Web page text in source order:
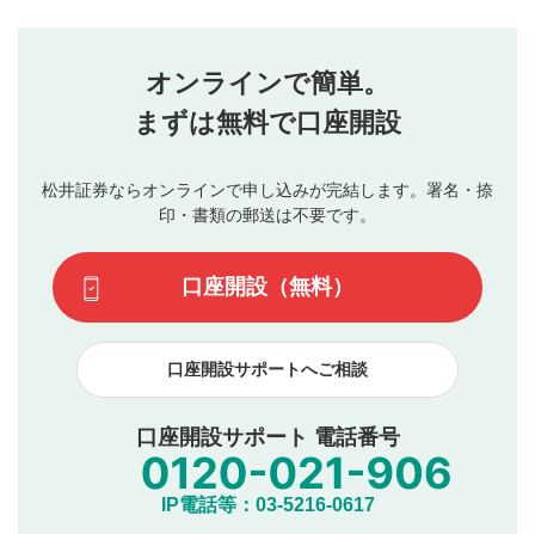
投稿するボタン
星で評価をすると投稿できます。（お名前とコメント
3
動画の評価
です）
行ってください。
当社は、利用者同士、もしくは利用者と第三者間のトラ
ブルによって生じた損害に対して一切の責任を負いませ
評価およびコメントは当社にて審査のうえ、掲載となり
ます。掲載されるまでに日数がかかる場合や掲載されない
てはお答えできません。各動画コンテンツへの掲載をもっ
て結果のご連絡といたします。ご了承ください。
下記の項目に該当すると判断された投稿内容は、掲載を
見合わせる場合がございます。
本動画コンテンツとは無関係の内容の投稿
他者への誹謗中傷や差別的表現投稿
公序良俗に反する内容の投稿
氏名、住所、電話番号など個人を特定できる情報の
他のサイトへの誘導や営利目的、広告・宣伝を目
オンラインで簡単。
まずは無料で口座開設
松井証券ならオンラインで申し込みが完結します。署名・捺
印・書類の郵送は不要です。
口座開設（無料）
口座開設サポートへご相談
口座開設サポート 電話番号
IP電話等：03-5216-0617